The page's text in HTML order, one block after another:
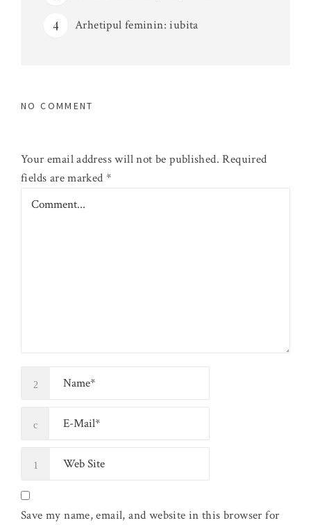
Arhetipul feminin: iubita
NO COMMENT
Your email address will not be published. Required
fields are marked*
Save my name, email, and website in this browser for